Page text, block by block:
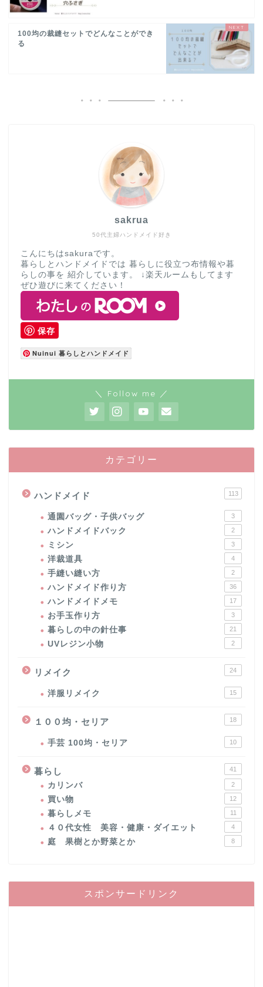
100均の裁縫セットでどんなことができ
る
50代主婦ハンドメイド好き
sakrua
こんにちはsakuraです。
暮らしとハンドメイドでは 暮らしに役立つ布情報や暮
らしの事を 紹介しています。 ↓楽天ルームもしてます
ぜひ遊びに来てください！
保存
Nuinui 暮らしとハンドメイド
＼ Follow me ／
カテゴリー
ハンドメイド 113
通園バッグ・子供バッグ 3
ハンドメイドバック 2
ミシン 3
洋裁道具 4
手縫い縫い方 2
ハンドメイド作り方 36
ハンドメイドメモ 17
お手玉作り方 3
暮らしの中の針仕事 21
UVレジン小物 2
リメイク 24
洋服リメイク 15
１００均・セリア 18
手芸 100均・セリア 10
暮らし 41
カリンバ 2
買い物 12
暮らしメモ 11
４０代女性 美容・健康・ダイエット 4
庭 果樹とか野菜とか 8
スポンサードリンク